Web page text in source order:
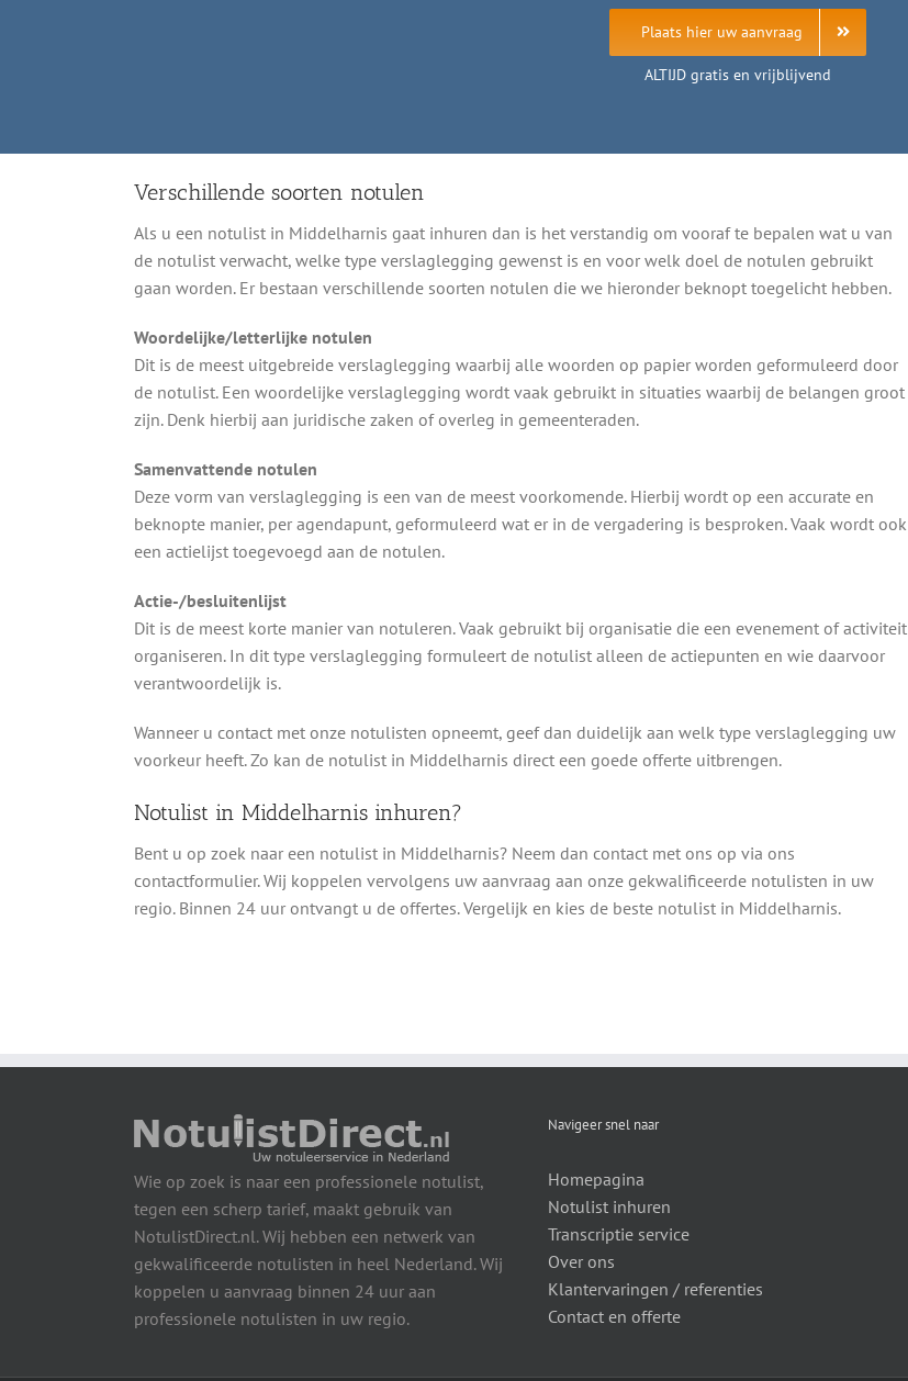
Plaats hier uw aanvraag
ALTIJD gratis en vrijblijvend
Verschillende soorten notulen
Als u een notulist in Middelharnis gaat inhuren dan is het verstandig om vooraf te bepalen wat u van
de notulist verwacht, welke type verslaglegging gewenst is en voor welk doel de notulen gebruikt
gaan worden. Er bestaan verschillende soorten notulen die we hieronder beknopt toegelicht hebben.
Woordelijke/letterlijke notulen
Dit is de meest uitgebreide verslaglegging waarbij alle woorden op papier worden geformuleerd door
de notulist. Een woordelijke verslaglegging wordt vaak gebruikt in situaties waarbij de belangen groot
zijn. Denk hierbij aan juridische zaken of overleg in gemeenteraden.
Samenvattende notulen
Deze vorm van verslaglegging is een van de meest voorkomende. Hierbij wordt op een accurate en
beknopte manier, per agendapunt, geformuleerd wat er in de vergadering is besproken. Vaak wordt ook
een actielijst toegevoegd aan de notulen.
Actie-/besluitenlijst
Dit is de meest korte manier van notuleren. Vaak gebruikt bij organisatie die een evenement of activiteit
organiseren. In dit type verslaglegging formuleert de notulist alleen de actiepunten en wie daarvoor
verantwoordelijk is.
Wanneer u contact met onze notulisten opneemt, geef dan duidelijk aan welk type verslaglegging uw
voorkeur heeft. Zo kan de notulist in Middelharnis direct een goede offerte uitbrengen.
Notulist in Middelharnis inhuren?
Bent u op zoek naar een notulist in Middelharnis? Neem dan contact met ons op via ons
contactformulier. Wij koppelen vervolgens uw aanvraag aan onze gekwalificeerde notulisten in uw
regio. Binnen 24 uur ontvangt u de offertes. Vergelijk en kies de beste notulist in Middelharnis.
Wie op zoek is naar een professionele notulist,
tegen een scherp tarief, maakt gebruik van
NotulistDirect.nl. Wij hebben een netwerk van
gekwalificeerde notulisten in heel Nederland. Wij
koppelen u aanvraag binnen 24 uur aan
professionele notulisten in uw regio.
Navigeer snel naar
Homepagina
Notulist inhuren
Transcriptie service
Over ons
Klantervaringen / referenties
Contact en offerte